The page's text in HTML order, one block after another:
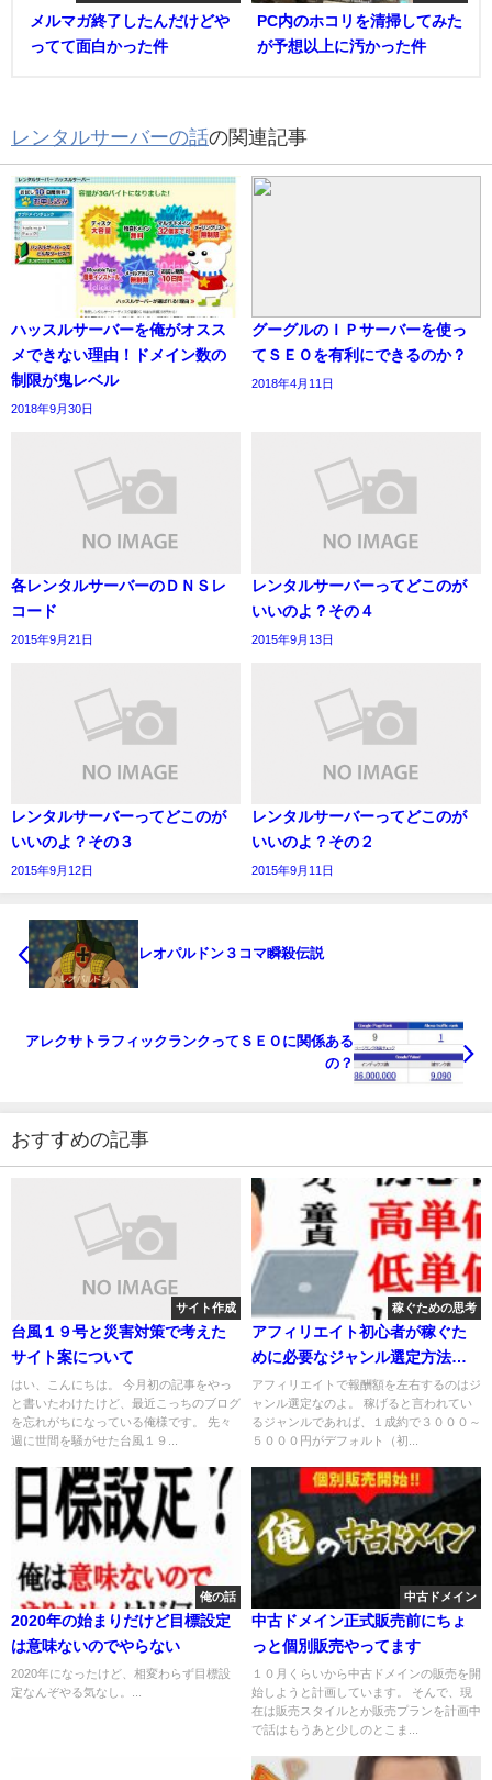
メルマガ終了したんだけどや
ってて面白かった件
PC内のホコリを清掃してみた
が予想以上に汚かった件
レンタルサーバーの話の関連記事
ハッスルサーバーを俺がオスス
メできない理由！ドメイン数の
制限が鬼レベル
2018年9月30日
グーグルのＩＰサーバーを使っ
てＳＥＯを有利にできるのか？
2018年4月11日
各レンタルサーバーのＤＮＳレ
コード
2015年9月21日
レンタルサーバーってどこのが
いいのよ？その４
2015年9月13日
レンタルサーバーってどこのが
いいのよ？その３
2015年9月12日
レンタルサーバーってどこのが
いいのよ？その２
2015年9月11日
レオパルドン３コマ瞬殺伝説
アレクサトラフィックランクってＳＥＯに関係ある
の？
おすすめの記事
サイト作成
台風１９号と災害対策で考えた
サイト案について
はい、こんにちは。 今月初の記事をやっ
と書いたわけたけど、最近こっちのブログ
を忘れがちになっている俺様です。 先々
週に世間を騒がせた台風１９...
稼ぐための思考
アフィリエイト初心者が稼ぐた
めに必要なジャンル選定方法は
高単価か低単価か？
アフィリエイトで報酬額を左右するのはジ
ャンル選定なのよ。 稼げると言われてい
るジャンルであれば、１成約で３０００～
５０００円がデフォルト（初...
俺の話
2020年の始まりだけど目標設定
は意味ないのでやらない
2020年になったけど、相変わらず目標設
定なんぞやる気なし。...
中古ドメイン
中古ドメイン正式販売前にちょ
っと個別販売やってます
１０月くらいから中古ドメインの販売を開
始しようと計画しています。 そんで、現
在は販売スタイルとか販売プランを計画中
で話はもうあと少しのとこま...